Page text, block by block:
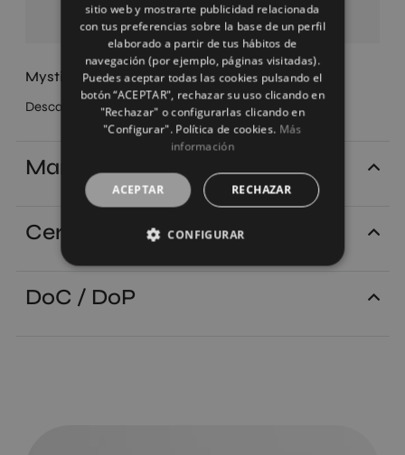
Mystic Collection
Descargar
Manuales
Certificados
DoC / DoP
FRENCH
GERMAN
sitio web y mostrarte publicidad relacionada
con tus preferencias sobre la base de un perfil
elaborado a partir de tus hábitos de
navegación (por ejemplo, páginas visitadas).
Puedes aceptar todas las cookies pulsando el
botón “ACEPTAR", rechazar su uso clicando en
"Rechazar" o configurarlas clicando en
"Configurar". Política de cookies. Más
información
ACEPTAR RECHAZAR
CONFIGURAR